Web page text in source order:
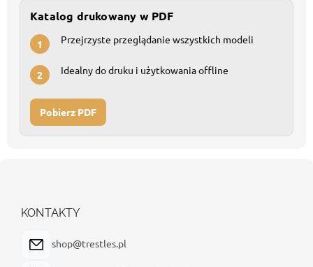
Katalog drukowany w PDF
1 Przejrzyste przeglądanie wszystkich modeli
2 Idealny do druku i użytkowania offline
Pobierz PDF
KONTAKTY
shop@trestles.pl